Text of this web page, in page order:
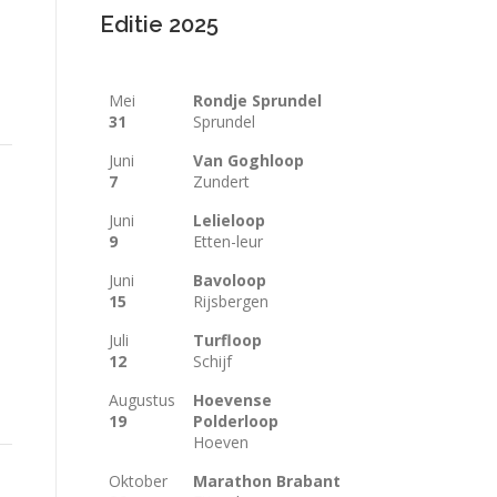
Editie 2025
Mei
31
Rondje Sprundel
Sprundel
Juni
7
Van Goghloop
Zundert
Juni
9
Lelieloop
Etten-leur
Juni
15
Bavoloop
Rijsbergen
Juli
12
Turfloop
Schijf
Augustus
19
Hoevense
Polderloop
Hoeven
Oktober
Marathon Brabant